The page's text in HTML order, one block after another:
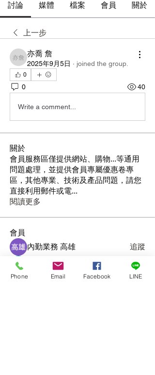
討論 媒體 檔案 會員 關於
上一步
亦喬 詹
亦喬 詹
2025年9月5日 · joined the group.
0
0 40
Write a comment...
關於
會員服務區僅提供網站、購物...等通用
問題處理，並提供會員專屬優惠卷專
區，其他專業、技術及產品問題，請您
直接利用郵件或電...
閱讀更多
會員
內勤業務 高雄
追蹤
Cassie Tyler
追蹤
Phone Email Facebook LINE